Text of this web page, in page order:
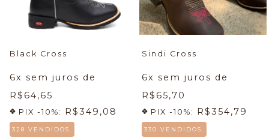
Black Cross
6x sem juros de
R$64,65
PIX -10%: R$349,08
328 VENDIDOS.
Sindi Cross
6x sem juros de
R$65,70
PIX -10%: R$354,79
330 VENDIDOS.